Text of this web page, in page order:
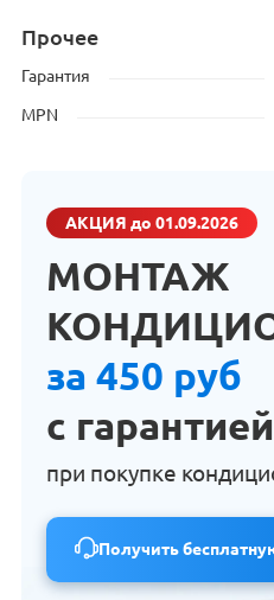
Прочее
Гарантия
MPN
АКЦИЯ до 01.09.2026
МОНТАЖ
за 450 руб
с гарантией
при покупке
Получить